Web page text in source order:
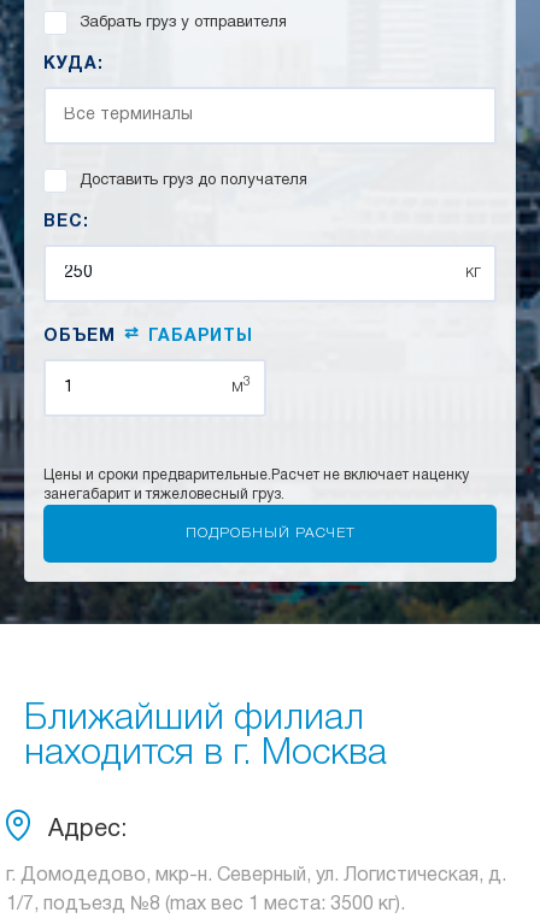
Забрать груз у отправителя
КУДА:
Доставить груз до получателя
ВЕС:
кг
ОБЪЕМ ⇄ ГАБАРИТЫ
м3
Цены и сроки предварительные. Расчет не включает наценку
занегабарит и тяжеловесный груз.
Ближайший филиал
находится в г. Москва
Адрес:
г. Домодедово, мкр-н. Северный, ул. Логистическая, д.
1/7, подъезд №8 (max вес 1 места: 3500 кг).